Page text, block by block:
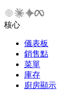
核心
儀表板
銷售點
菜單
庫存
廚房顯示